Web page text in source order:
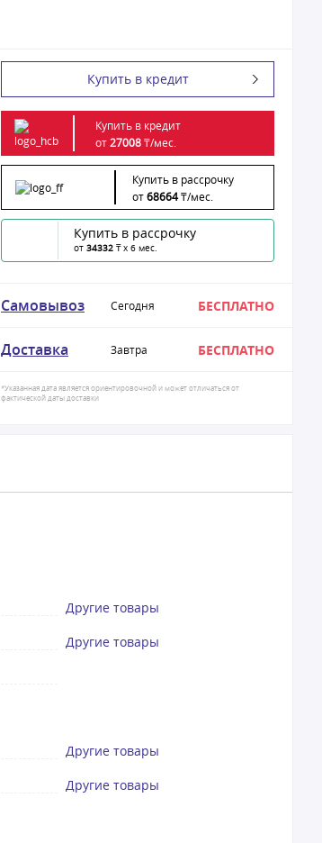
Купить в кредит
Купить в кредит
от27008₸/мес.
Купить в рассрочку
от68664₸/мес.
Купить в рассрочку
от 34332 ₸ x 6 мес.
Самовывоз Сегодня БЕСПЛАТНО
Доставка Завтра БЕСПЛАТНО
*Указанная дата является ориентировочной и может отличаться от
фактической даты доставки
Другие товары
Другие товары
Другие товары
Другие товары